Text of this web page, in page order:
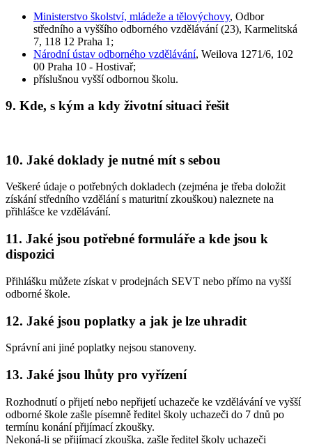
Ministerstvo školství, mládeže a tělovýchovy, Odbor
středního a vyššího odborného vzdělávání (23), Karmelitská
7, 118 12 Praha 1;
Národní ústav odborného vzdělávání, Weilova 1271/6, 102
00 Praha 10 - Hostivař;
příslušnou vyšší odbornou školu.
9. Kde, s kým a kdy životní situaci řešit
10. Jaké doklady je nutné mít s sebou
Veškeré údaje o potřebných dokladech (zejména je třeba doložit
získání středního vzdělání s maturitní zkouškou) naleznete na
přihlášce ke vzdělávání.
11. Jaké jsou potřebné formuláře a kde jsou k
dispozici
Přihlášku můžete získat v prodejnách SEVT nebo přímo na vyšší
odborné škole.
12. Jaké jsou poplatky a jak je lze uhradit
Správní ani jiné poplatky nejsou stanoveny.
13. Jaké jsou lhůty pro vyřízení
Rozhodnutí o přijetí nebo nepřijetí uchazeče ke vzdělávání ve vyšší
odborné škole zašle písemně ředitel školy uchazeči do 7 dnů po
termínu konání přijímací zkoušky.
Nekoná-li se přijímací zkouška, zašle ředitel školy uchazeči